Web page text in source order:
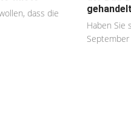
dass die
Haben Sie